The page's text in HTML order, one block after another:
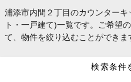
浦添市内間２丁目のカウンター
ト・一戸建て)一覧です。ご希望
て、物件を絞り込むことができま
検索条件